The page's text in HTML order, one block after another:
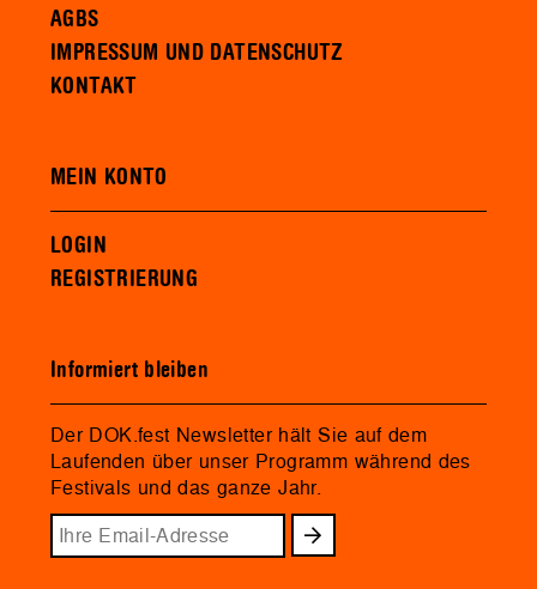
AGBS
IMPRESSUM UND DATENSCHUTZ
KONTAKT
MEIN KONTO
LOGIN
REGISTRIERUNG
Informiert bleiben
Der DOK.fest Newsletter hält Sie auf dem
Laufenden über unser Programm während des
Festivals und das ganze Jahr.